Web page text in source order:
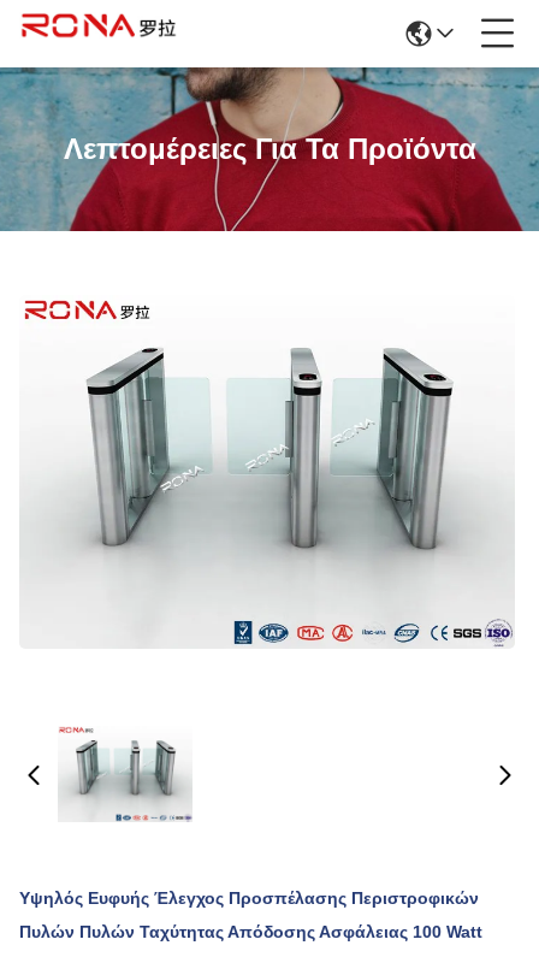
Λεπτομέρειες Για Τα Προϊόντα
Υψηλός Ευφυής Έλεγχος Προσπέλασης Περιστροφικών
Πυλών Πυλών Ταχύτητας Απόδοσης Ασφάλειας 100 Watt